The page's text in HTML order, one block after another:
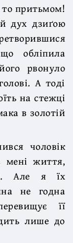
то притьмом!
дух дзиґою
обліпила
рвонуло
А тоді
на стежці
в золотій
чоловік
мені життя,
Але я їх
не годна
її
лише до